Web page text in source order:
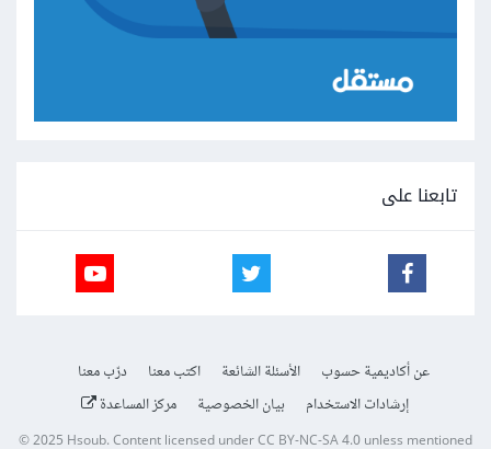
تابعنا على
عن أكاديمية حسوب الأسئلة الشائعة اكتب معنا
درّب معنا
إرشادات الاستخدام
بيان الخصوصية مركز المساعدة
© 2025Hsoub.Content licensed underCC BY-NC-SA 4.0unless mentioned